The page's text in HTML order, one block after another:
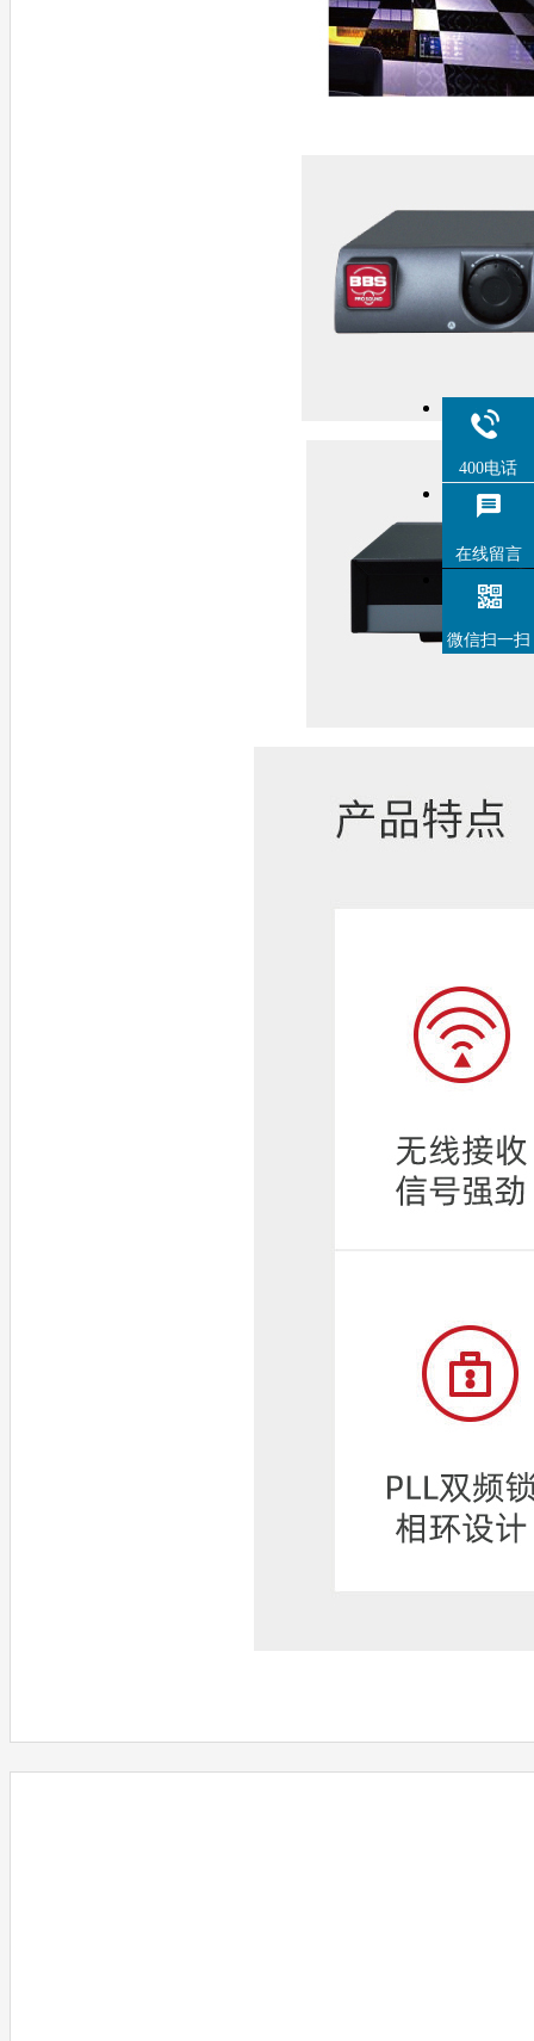
400电话
在线留言
微信扫一扫